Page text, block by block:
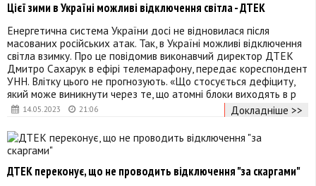
14.05.2023 21:06
Цієї зими в Україні можливі відключення світла - ДТЕК
Енергетична система України досі не відновилася після
масованих російських атак. Так, в Україні можливі відключення
світла взимку. Про це повідомив виконавчий директор ДТЕК
Дмитро Сахарук в ефірі телемарафону, передає кореспондент
УНН. Влітку цього не прогнозують. «Що стосується дефіциту,
який може виникнути через те, що атомні блоки виходять в р
Докладніше >>
ДТЕК переконує, що не проводить відключення "за скаргами"